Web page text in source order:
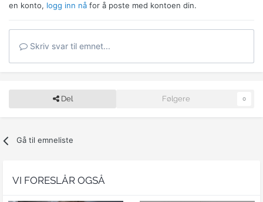
en konto, logg inn nå for å poste med kontoen din.
Skriv svar til emnet...
Del Følgere 0
Gå til emneliste
VI FORESLÅR OGSÅ